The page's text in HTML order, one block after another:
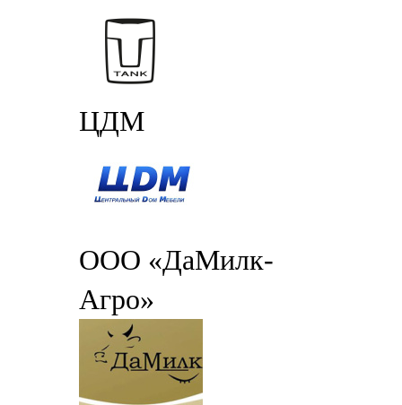
ЦДМ
ООО «ДаМилк-
Агро»